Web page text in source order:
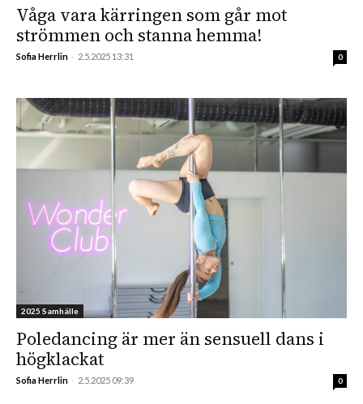
Våga vara kärringen som går mot
strömmen och stanna hemma!
Sofia Herrlin - 2.5.2025 13:31 0
2025 Samhälle
Poledancing är mer än sensuell dans i
högklackat
Sofia Herrlin - 2.5.2025 09:39 0